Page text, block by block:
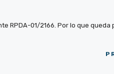
RPDA-01/2166. Por lo que